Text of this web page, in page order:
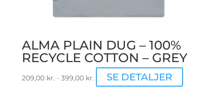
ALMA PLAIN DUG – 100%
RECYCLE COTTON – GREY
209,00 kr. - 399,00 kr. SE DETALJER
vare